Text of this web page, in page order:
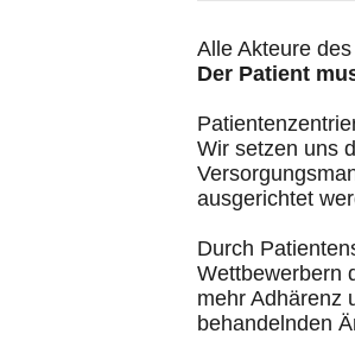
Alle Akteure
Der Patient
Wir setzen uns
ausgerichtet
Durch
Wettbewerbern
mehr Adhärenz
behandelnden